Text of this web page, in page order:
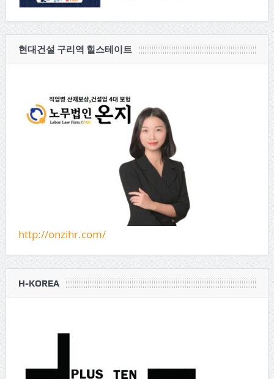
현대건설 구리역 힐스테이트
http://onzihr.com/
H-KOREA